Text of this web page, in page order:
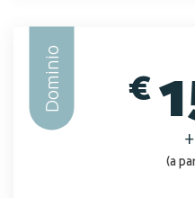
Dominio €
(a